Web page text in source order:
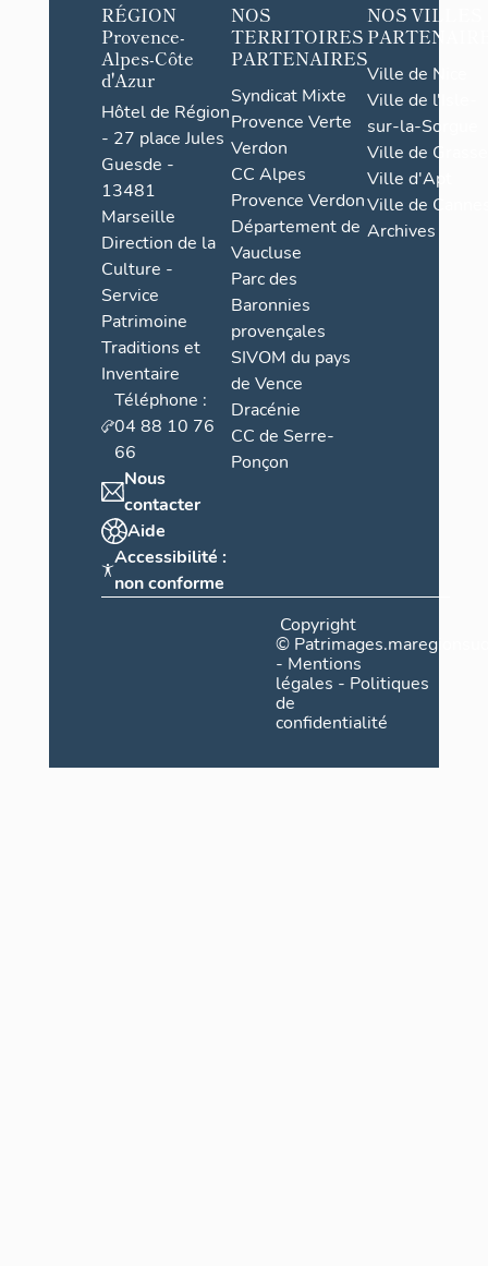
RÉGION
Provence-
Alpes-Côte
d'Azur
Hôtel de Région
- 27 place Jules
Guesde -
13481
Marseille
Direction de la
Culture -
Service
Patrimoine
Traditions et
Inventaire
Téléphone :
04 88 10 76
66
Nous
contacter
Aide
Accessibilité :
non conforme
NOS
TERRITOIRES
PARTENAIRES
Syndicat Mixte
Provence Verte
Verdon
CC Alpes
Provence Verdon
Département de
Vaucluse
Parc des
Baronnies
provençales
SIVOM du pays
de Vence
Dracénie
CC de Serre-
Ponçon
NOS VILLES
Ville de Nice
Ville de l'Isle-
sur-la-Sorgue
Ville de Grasse
Ville d'Apt
Ville de
Archives
Copyright
©
- Mentions
légales - Politiques
de
confidentialité